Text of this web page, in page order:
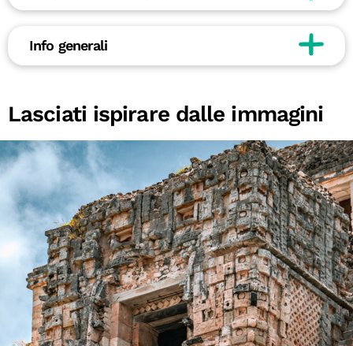
Info generali
Lasciati ispirare dalle immagini